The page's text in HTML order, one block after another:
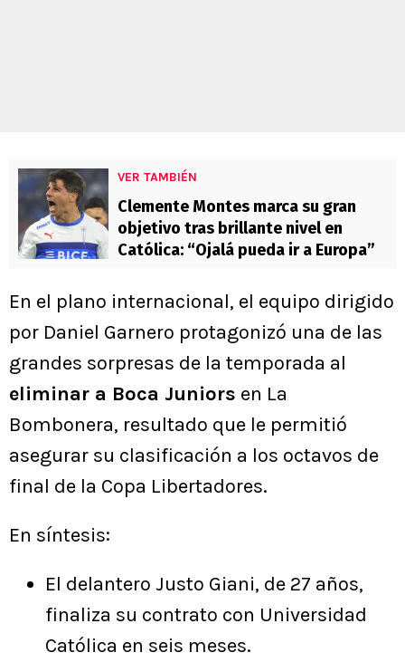
VER TAMBIÉN
Clemente Montes marca su gran
objetivo tras brillante nivel en
Católica: “Ojalá pueda ir a Europa”
En el plano internacional, el equipo dirigido
por Daniel Garnero protagonizó una de las
grandes sorpresas de la temporada al
eliminar a Boca Juniors en La
Bombonera, resultado que le permitió
asegurar su clasificación a los octavos de
final de la Copa Libertadores.
En síntesis:
El delantero Justo Giani, de 27 años,
finaliza su contrato con Universidad
Católica en seis meses.